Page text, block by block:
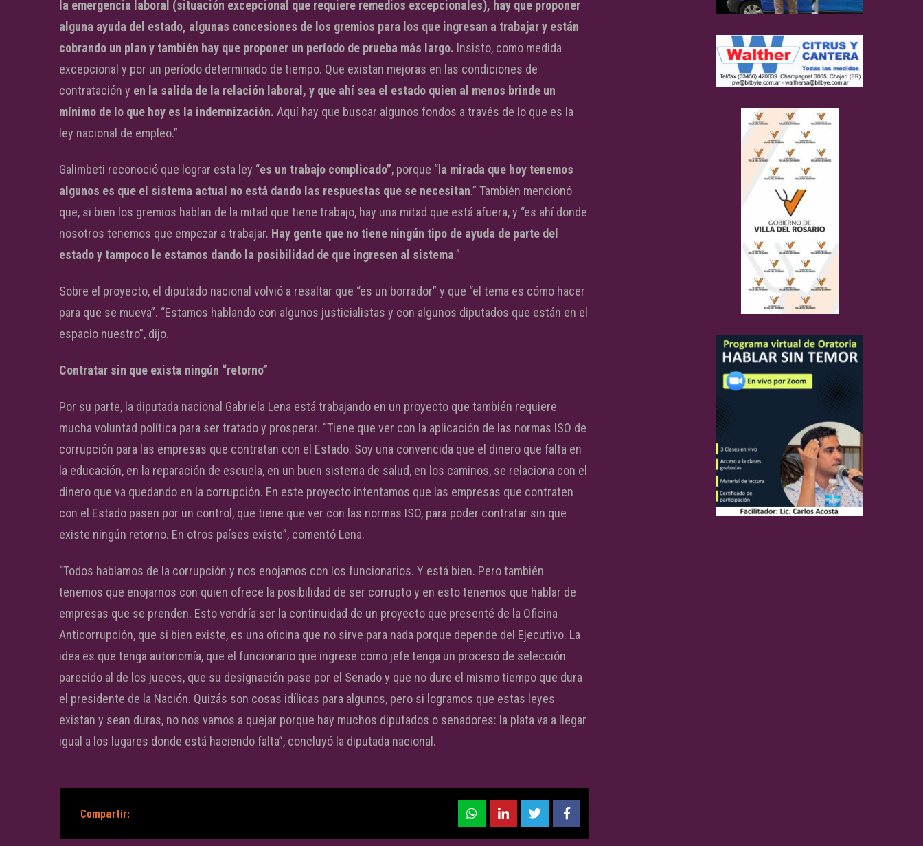
la emergencia laboral (situación excepcional que requiere remedios excepcionales), hay que proponer
alguna ayuda del estado, algunas concesiones de los gremios para los que ingresan a trabajar y están
cobrando un plan y también hay que proponer un período de prueba más largo. Insisto, como medida
excepcional y por un período determinado de tiempo. Que existan mejoras en las condiciones de
contratación y en la salida de la relación laboral, y que ahí sea el estado quien al menos brinde un
mínimo de lo que hoy es la indemnización. Aquí hay que buscar algunos fondos a través de lo que es la
ley nacional de empleo.”
Galimbeti reconoció que lograr esta ley “es un trabajo complicado”, porque “l a mirada que hoy tenemos
algunos es que el sistema actual no está dando las respuestas que se necesitan.” También mencionó
que, si bien los gremios hablan de la mitad que tiene trabajo, hay una mitad que está afuera, y “es ahí donde
nosotros tenemos que empezar a trabajar. Hay gente que no tiene ningún tipo de ayuda de parte del
estado y tampoco le estamos dando la posibilidad de que ingresen al sistema.”
Sobre el proyecto, el diputado nacional volvió a resaltar que “es un borrador” y que “el tema es cómo hacer
para que se mueva”. “Estamos hablando con algunos justicialistas y con algunos diputados que están en el
espacio nuestro”, dijo.
Contratar sin que exista ningún “retorno”
Por su parte, la diputada nacional Gabriela Lena está trabajando en un proyecto que también requiere
mucha voluntad política para ser tratado y prosperar. “Tiene que ver con la aplicación de las normas ISO de
corrupción para las empresas que contratan con el Estado. Soy una convencida que el dinero que falta en
la educación, en la reparación de escuela, en un buen sistema de salud, en los caminos, se relaciona con el
dinero que va quedando en la corrupción. En este proyecto intentamos que las empresas que contraten
con el Estado pasen por un control, que tiene que ver con las normas ISO, para poder contratar sin que
existe ningún retorno. En otros países existe”, comentó Lena.
“Todos hablamos de la corrupción y nos enojamos con los funcionarios. Y está bien. Pero también
tenemos que enojarnos con quien ofrece la posibilidad de ser corrupto y en esto tenemos que hablar de
empresas que se prenden. Esto vendría ser la continuidad de un proyecto que presenté de la Oficina
Anticorrupción, que si bien existe, es una oficina que no sirve para nada porque depende del Ejecutivo. La
idea es que tenga autonomía, que el funcionario que ingrese como jefe tenga un proceso de selección
parecido al de los jueces, que su designación pase por el Senado y que no dure el mismo tiempo que dura
el presidente de la Nación. Quizás son cosas idílicas para algunos, pero si logramos que estas leyes
existan y sean duras, no nos vamos a quejar porque hay muchos diputados o senadores: la plata va a llegar
igual a los lugares donde está haciendo falta”, concluyó la diputada nacional.
Compartir: